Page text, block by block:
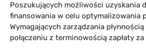
Poszukujących możliwości uzyskania
finansowania w celu optymalizowania
Wymagających zarządzania
połączeniu z terminowością zapłaty